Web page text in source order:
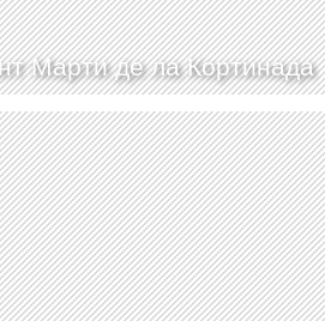
Марти де ла Кортинада